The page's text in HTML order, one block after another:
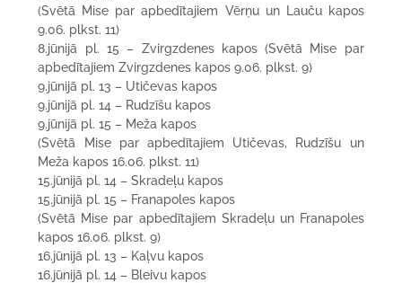
(Svētā Mise par apbedītajiem Vērņu un Lauču kapos
9.06. plkst. 11)
8.jūnijā pl. 15 – Zvirgzdenes kapos (Svētā Mise par
apbedītajiem Zvirgzdenes kapos 9.06. plkst. 9)
9.jūnijā pl. 13 – Utičevas kapos
9.jūnijā pl. 14 – Rudzīšu kapos
9.jūnijā pl. 15 – Meža kapos
(Svētā Mise par apbedītajiem Utičevas, Rudzīšu un
Meža kapos 16.06. plkst. 11)
15.jūnijā pl. 14 – Skradeļu kapos
15.jūnijā pl. 15 – Franapoles kapos
(Svētā Mise par apbedītajiem Skradeļu un Franapoles
kapos 16.06. plkst. 9)
16.jūnijā pl. 13 – Kaļvu kapos
16.jūnijā pl. 14 – Bleivu kapos